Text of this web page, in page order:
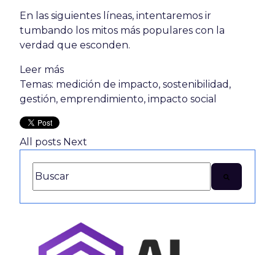
En las siguientes líneas, intentaremos ir
tumbando los mitos más populares con la
verdad que esconden.
Leer más
Temas: medición de impacto, sostenibilidad ,
gestión, emprendimiento, impacto social
All posts Next
Esto es un campo de búsqueda con una función de